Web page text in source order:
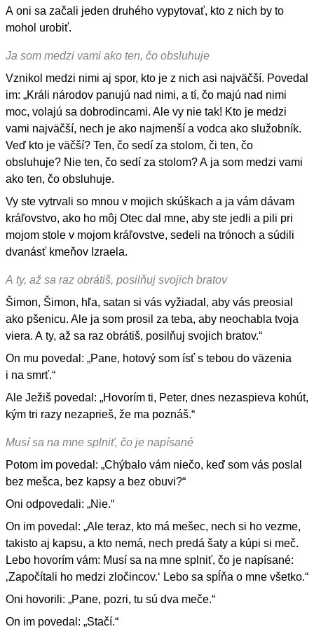
A oni sa začali jeden druhého vypytovať, kto z nich by to
mohol urobiť.
Ja som medzi vami ako ten, čo obsluhuje
Vznikol medzi nimi aj spor, kto je z nich asi najväčší. Povedal
im: „Králi národov panujú nad nimi, a tí, čo majú nad nimi
moc, volajú sa dobrodincami. Ale vy nie tak! Kto je medzi
vami najväčší, nech je ako najmenší a vodca ako služobník.
Veď kto je väčší? Ten, čo sedí za stolom, či ten, čo
obsluhuje? Nie ten, čo sedí za stolom? A ja som medzi vami
ako ten, čo obsluhuje.
Vy ste vytrvali so mnou v mojich skúškach a ja vám dávam
kráľovstvo, ako ho môj Otec dal mne, aby ste jedli a pili pri
mojom stole v mojom kráľovstve, sedeli na trónoch a súdili
dvanásť kmeňov Izraela.
A ty, až sa raz obrátiš, posilňuj svojich bratov
Šimon, Šimon, hľa, satan si vás vyžiadal, aby vás preosial
ako pšenicu. Ale ja som prosil za teba, aby neochabla tvoja
viera. A ty, až sa raz obrátiš, posilňuj svojich bratov.“
On mu povedal: „Pane, hotový som ísť s tebou do väzenia
i na smrť.“
Ale Ježiš povedal: „Hovorím ti, Peter, dnes nezaspieva kohút,
kým tri razy nezaprieš, že ma poznáš.“
Musí sa na mne splniť, čo je napísané
Potom im povedal: „Chýbalo vám niečo, keď som vás poslal
bez mešca, bez kapsy a bez obuvi?“
Oni odpovedali: „Nie.“
On im povedal: „Ale teraz, kto má mešec, nech si ho vezme,
takisto aj kapsu, a kto nemá, nech predá šaty a kúpi si meč.
Lebo hovorím vám: Musí sa na mne splniť, čo je napísané:
‚Započítali ho medzi zločincov.‘ Lebo sa spĺňa o mne všetko.“
Oni hovorili: „Pane, pozri, tu sú dva meče.“
On im povedal: „Stačí.“